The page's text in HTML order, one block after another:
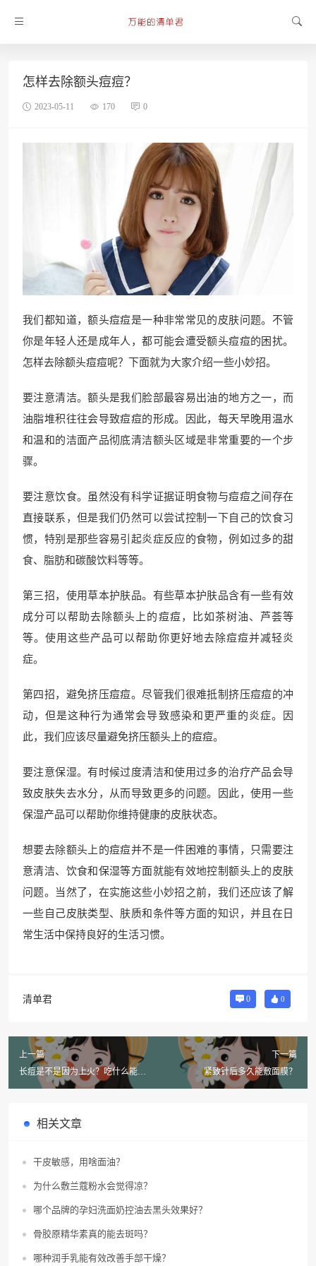
怎样去除额头痘痘？
2023-05-11 170 0
我们都知道，额头痘痘是一种非常常见的皮肤问题。不管
你是年轻人还是成年人，都可能会遭受额头痘痘的困扰。
怎样去除额头痘痘呢？下面就为大家介绍一些小妙招。
要注意清洁。额头是我们脸部最容易出油的地方之一，而
油脂堆积往往会导致痘痘的形成。因此，每天早晚用温水
和温和的洁面产品彻底清洁额头区域是非常重要的一个步
骤。
要注意饮食。虽然没有科学证据证明食物与痘痘之间存在
直接联系，但是我们仍然可以尝试控制一下自己的饮食习
惯，特别是那些容易引起炎症反应的食物，例如过多的甜
食、脂肪和碳酸饮料等等。
第三招，使用草本护肤品。有些草本护肤品含有一些有效
成分可以帮助去除额头上的痘痘，比如茶树油、芦荟等
等。使用这些产品可以帮助你更好地去除痘痘并减轻炎
症。
第四招，避免挤压痘痘。尽管我们很难抵制挤压痘痘的冲
动，但是这种行为通常会导致感染和更严重的炎症。因
此，我们应该尽量避免挤压额头上的痘痘。
要注意保湿。有时候过度清洁和使用过多的治疗产品会导
致皮肤失去水分，从而导致更多的问题。因此，使用一些
保湿产品可以帮助你维持健康的皮肤状态。
想要去除额头上的痘痘并不是一件困难的事情，只需要注
意清洁、饮食和保湿等方面就能有效地控制额头上的皮肤
问题。当然了，在实施这些小妙招之前，我们还应该了解
一些自己皮肤类型、肤质和条件等方面的知识，并且在日
常生活中保持良好的生活习惯。
清单君 0 0
上一篇
长痘是不是因为上火？吃什么能降
下一篇
紧致针后多久能敷面膜？
相关文章
干皮敏感，用啥面油？
为什么敷兰蔻粉水会觉得凉？
哪个品牌的孕妇洗面奶控油去黑头效果好？
骨胶原精华素真的能去斑吗？
哪种润手乳能有效改善手部干燥？